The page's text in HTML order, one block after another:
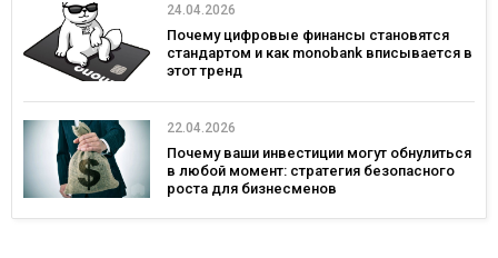
24.04.2026
Почему цифровые финансы становятся
стандартом и как monobank вписывается в
этот тренд
22.04.2026
Почему ваши инвестиции могут обнулиться
в любой момент: стратегия безопасного
роста для бизнесменов